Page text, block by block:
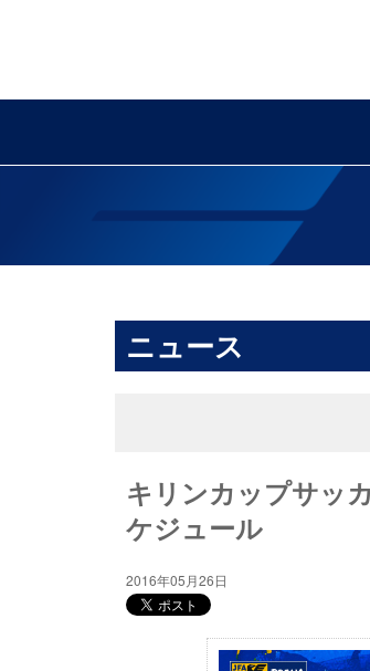
ニュース
キリンカップサッ
ケジュール
2016年05月26日